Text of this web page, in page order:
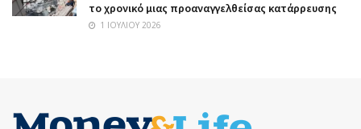
το χρονικό μιας προαναγγελθείσας κατάρρευσης
1 ΙΟΥΛΊΟΥ 2026